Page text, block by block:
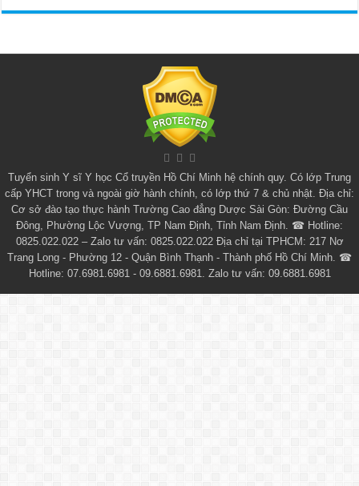
Tuyển sinh Y sĩ Y học Cổ truyền Hồ Chí Minh hệ chính quy. Có lớp Trung
cấp YHCT trong và ngoài giờ hành chính, có lớp thứ 7 & chủ nhật. Địa chỉ:
Cơ sở đào tạo thực hành Trường Cao đẳng Dược Sài Gòn: Đường Cầu
Đông, Phường Lộc Vượng, TP Nam Định, Tỉnh Nam Định. ☎ Hotline:
0825.022.022 – Zalo tư vấn: 0825.022.022 Địa chỉ tại TPHCM: 217 Nơ
Trang Long - Phường 12 - Quận Bình Thạnh - Thành phố Hồ Chí Minh. ☎
Hotline: 07.6981.6981 - 09.6881.6981. Zalo tư vấn: 09.6881.6981